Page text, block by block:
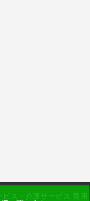
ス・介護サービス 善用